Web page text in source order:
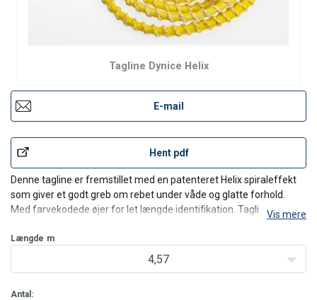
Tagline Dynice Helix
E-mail
Hent pdf
Denne tagline er fremstillet med en patenteret Helix spiraleffekt
som giver et godt greb om rebet under våde og glatte forhold.
Med farvekodede øjer for let længde identifikation. Taglinen er
Rebet er modstandsdygtigt overfor vridninger, da det er
Vis mere
Længde m
4,57
Antal: